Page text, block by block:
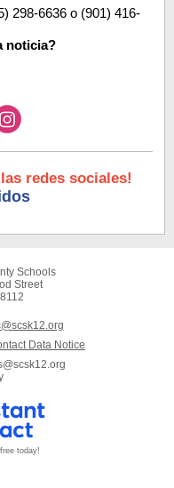
298-6636 o (901) 416-
noticia?
redes sociales!
Schools
Street
Data Notice
today!